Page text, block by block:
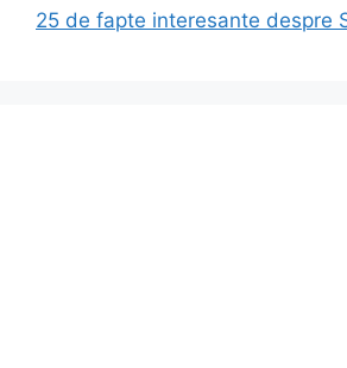
25 de fapte interesante despre